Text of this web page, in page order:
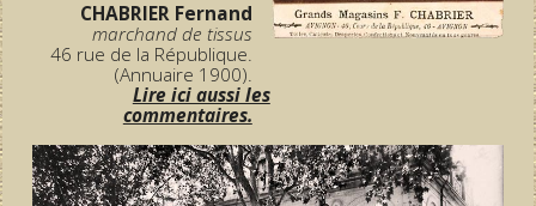
CHABRIER Fernand
marchand de tissus
46 rue de la République.
(Annuaire 1900).
Lire ici aussi les
commentaires.